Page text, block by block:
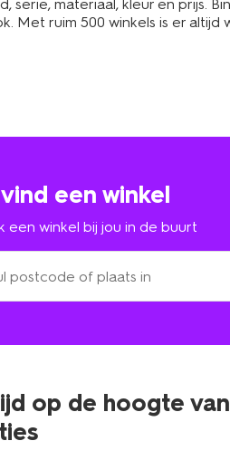
serie, materiaal, kleur en prijs.
Met ruim 500 winkels is er altijd
vind een winkel
een winkel bij jou in de buurt
op de hoogte